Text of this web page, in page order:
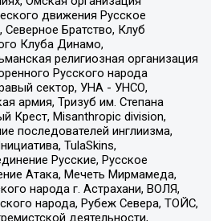
движения Русское
Братство, Клуб
Клуба Динамо,
религиозная организация
Русского народа
сектор, УНА - УНСО,
армия, Тризуб им. Степана
Крест, Misanthropic division,
последователей инглиизма,
TulaSkins,
Русские, Русское
Атака, Мечеть Мирмамеда,
народа г. Астрахани, ВОЛЯ,
народа, Рубеж Севера, ТОЙС,
деятельности,